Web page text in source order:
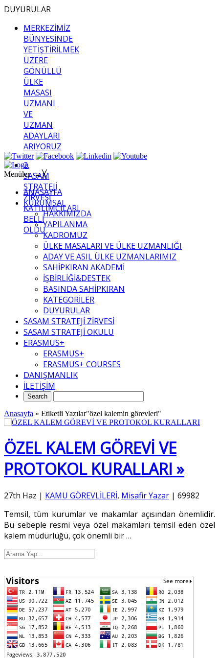
DUYURULAR
MERKEZİMİZ
BÜNYESİNDE
YETİŞTİRİLMEK
ÜZERE
GÖNÜLLÜ
ÜLKE
MASASI
UZMANI
VE
UZMAN
ADAYLARI
ARIYORUZ
2.
SASAM
STRATEJİ
ZİRVESİ
KATILIMCILARI
BELLİ
OLDU
Menüler≡ ╳
ANASAYFA
KURUMSAL
HAKKIMIZDA
YAPILANMA
KADROMUZ
ÜLKE MASALARI VE ÜLKE UZMANLIĞI
ADAY VE ASIL ÜLKE UZMANLARIMIZ
SAHİPKIRAN AKADEMİ
İŞBİRLİĞİ&DESTEK
BASINDA SAHİPKIRAN
KATEGORİLER
DUYURULAR
SASAM STRATEJİ ZİRVESİ
SASAM STRATEJİ OKULU
ERASMUS+
ERASMUS+
ERASMUS+ COURSES
DANIŞMANLIK
İLETİŞİM
Anasayfa » Etiketli Yazılar"özel kalemin görevleri"
ÖZEL KALEM GÖREVİ VE
PROTOKOL KURALLARI »
27th Haz | KAMU GÖREVLİLERİ, Misafir Yazar | 69982
Temsil, tüm kurumlar ve makamlar açısından önemlidir.
Bu sebeple resmi veya özel makamları temsil eden özel
kalem müdürlüğü, çok önemli bir…